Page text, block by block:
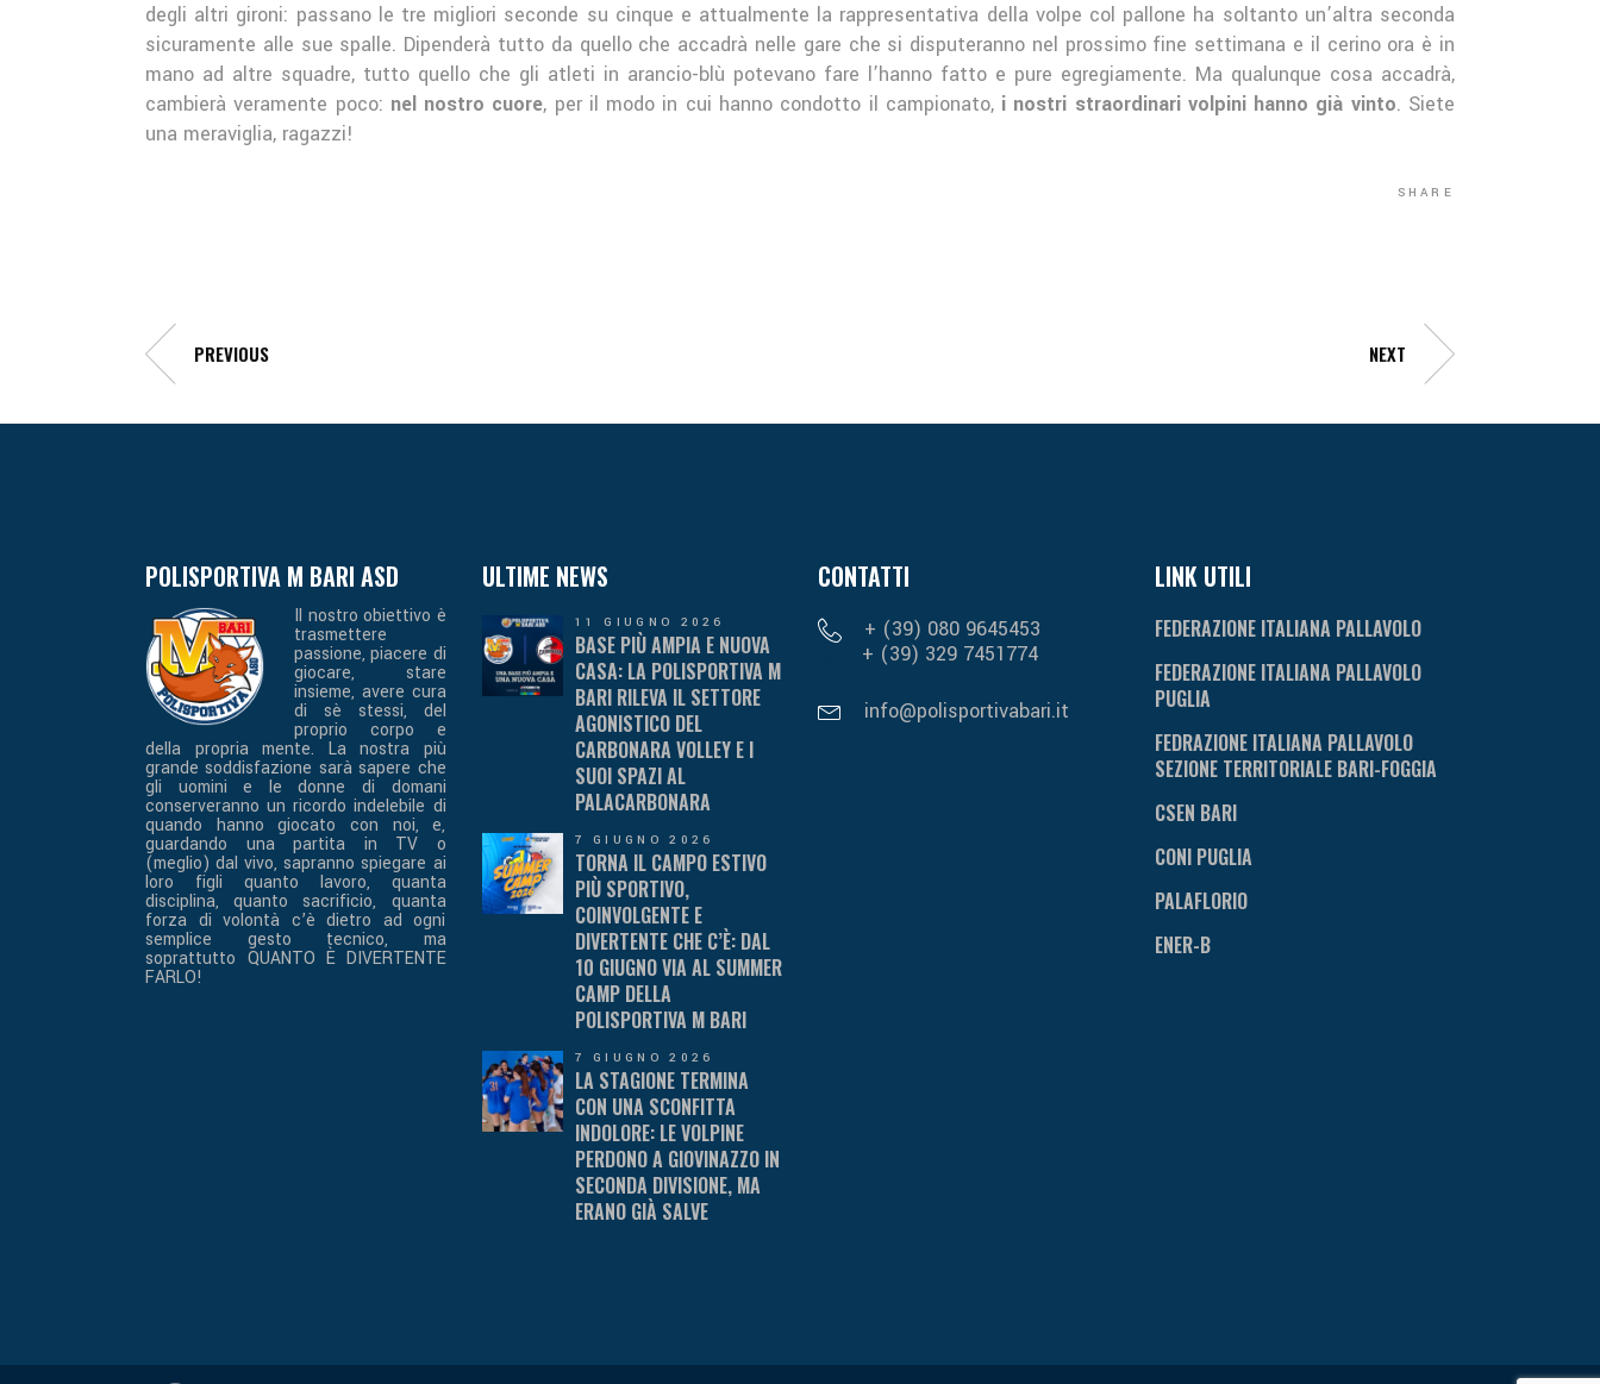
degli altri gironi: passano le tre migliori seconde su cinque e attualmente la rappresentativa della volpe col pallone ha soltanto un’altra seconda
sicuramente alle sue spalle. Dipenderà tutto da quello che accadrà nelle gare che si disputeranno nel prossimo fine settimana e il cerino ora è in
mano ad altre squadre, tutto quello che gli atleti in arancio-blù potevano fare l’hanno fatto e pure egregiamente. Ma qualunque cosa accadrà,
cambierà veramente poco: nel nostro cuore, per il modo in cui hanno condotto il campionato,i nostri straordinari volpini hanno già vinto. Siete
una meraviglia, ragazzi!
SHARE
PREVIOUS NEXT
POLISPORTIVA M BARI ASD
Il nostro obiettivo è
trasmettere
passione, piacere di
giocare, stare
insieme, avere cura
di sè stessi, del
proprio corpo e
della propria mente. La nostra più
grande soddisfazione sarà sapere che
gli uomini e le donne di domani
conserveranno un ricordo indelebile di
quando hanno giocato con noi, e,
guardando una partita in TV o
(meglio) dal vivo, sapranno spiegare ai
loro figli quanto lavoro, quanta
disciplina, quanto sacrificio, quanta
forza di volontà c’è dietro ad ogni
semplice gesto tecnico, ma
soprattutto QUANTO È DIVERTENTE
FARLO!
ULTIME NEWS
11 GIUGNO 2026
BASE PIÙ AMPIA E NUOVA
CASA: LA POLISPORTIVA M
BARI RILEVA IL SETTORE
AGONISTICO DEL
CARBONARA VOLLEY E I
SUOI SPAZI AL
PALACARBONARA
7 GIUGNO 2026
TORNA IL CAMPO ESTIVO
PIÙ SPORTIVO,
COINVOLGENTE E
DIVERTENTE CHE C’È: DAL
10 GIUGNO VIA AL SUMMER
CAMP DELLA
POLISPORTIVA M BARI
7 GIUGNO 2026
LA STAGIONE TERMINA
CON UNA SCONFITTA
INDOLORE: LE VOLPINE
PERDONO A GIOVINAZZO IN
SECONDA DIVISIONE, MA
ERANO GIÀ SALVE
CONTATTI
+ (39) 080 9645453
+ (39) 329 7451774
info@polisportivabari.it
LINK UTILI
FEDERAZIONE ITALIANA PALLAVOLO
FEDERAZIONE ITALIANA PALLAVOLO
PUGLIA
FEDRAZIONE ITALIANA PALLAVOLO
SEZIONE TERRITORIALE BARI-FOGGIA
CSEN BARI
CONI PUGLIA
PALAFLORIO
ENER-B